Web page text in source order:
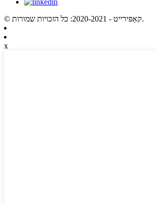
© קאַפּירייט - 2020-2021: כל הזכויות שמורות.
x